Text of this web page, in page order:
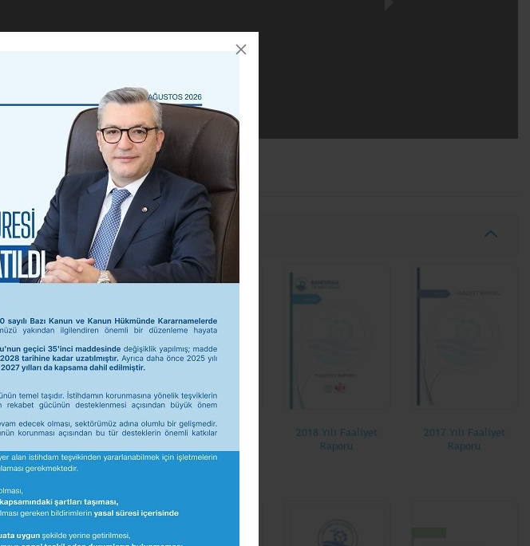
2022-2024 Faaliyet
2019 Yılı Faaliyet
2018 Yılı Faaliyet
Raporu
2017 Yılı Faaliyet
Raporu